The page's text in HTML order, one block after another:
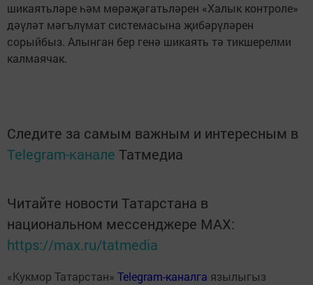
шикаятьләре һәм мөрәҗәгатьләрен «Халык контроле»
дәүләт мәгълүмат системасына җибәрүләрен
сорыйбыз. Алынган бер генә шикаять тә тикшерелми
калмаячак.
Следите за самым важным и интересным в
Telegram-канале Татмедиа
Читайте новости Татарстана в
национальном мессенджере MАХ:
https://max.ru/tatmedia
«Кукмор Татарстан» Telegram-каналга язылыгыз